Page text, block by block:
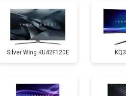
Silver Wing KU42F120E